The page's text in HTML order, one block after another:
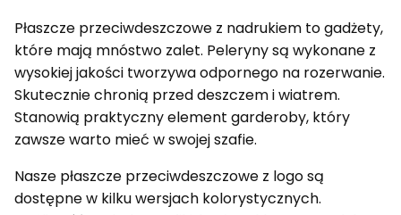
Płaszcze przeciwdeszczowe z nadrukiem to gadżety,
które mają mnóstwo zalet. Peleryny są wykonane z
wysokiej jakości tworzywa odpornego na rozerwanie.
Skutecznie chronią przed deszczem i wiatrem.
Stanowią praktyczny element garderoby, który
zawsze warto mieć w swojej szafie.
Nasze płaszcze przeciwdeszczowe z logo są
dostępne w kilku wersjach kolorystycznych.